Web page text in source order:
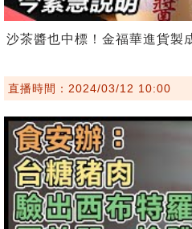
沙茶醬也中標！金福華進貨製
直播時間：2024/03/12 10:00